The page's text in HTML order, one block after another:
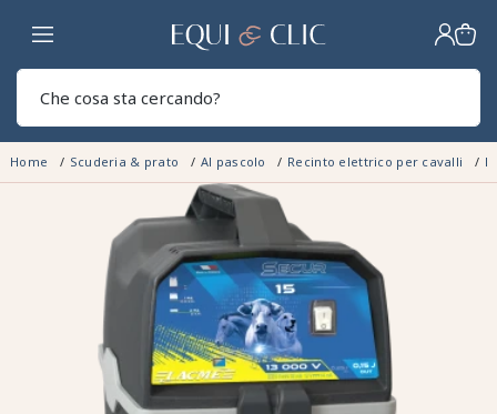
Casa
Home Scuderia & prato Al pascolo Recinto elettrico per cavalli